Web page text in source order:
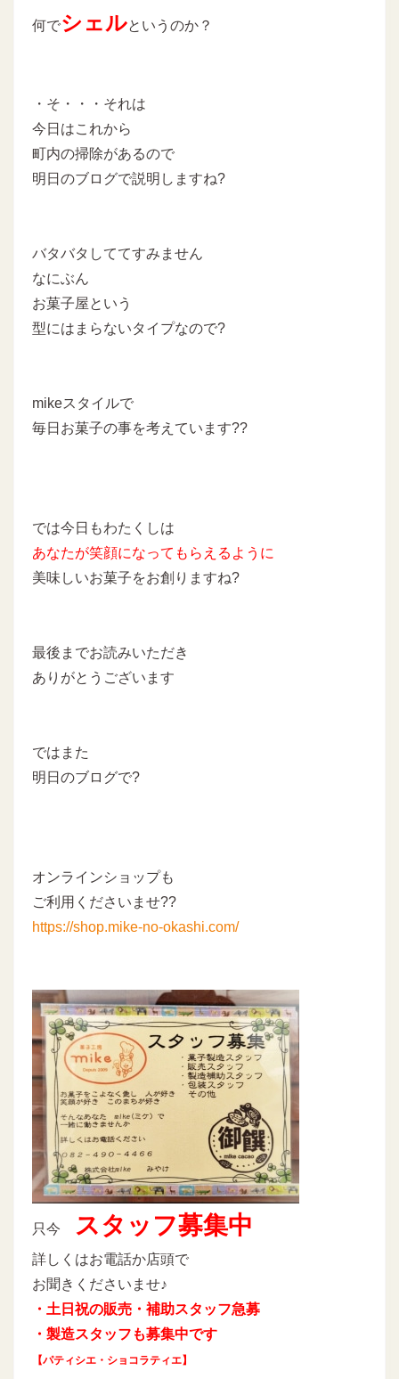
何でシェルというのか？
・そ・・・それは
今日はこれから
町内の掃除があるので
明日のブログで説明しますね?
バタバタしててすみません
なにぶん
お菓子屋という
型にはまらないタイプなので?
mikeスタイルで
毎日お菓子の事を考えています??
では今日もわたくしは
あなたが笑顔になってもらえるように
美味しいお菓子をお創りますね?
最後までお読みいただき
ありがとうございます
ではまた
明日のブログで?
オンラインショップも
ご利用くださいませ??
https://shop.mike-no-okashi.com/
只今 スタッフ募集中
詳しくはお電話か店頭で
お聞きくださいませ♪
・土日祝の販売・補助スタッフ急募
・製造スタッフも募集中です
【パティシエ・ショコラティエ】